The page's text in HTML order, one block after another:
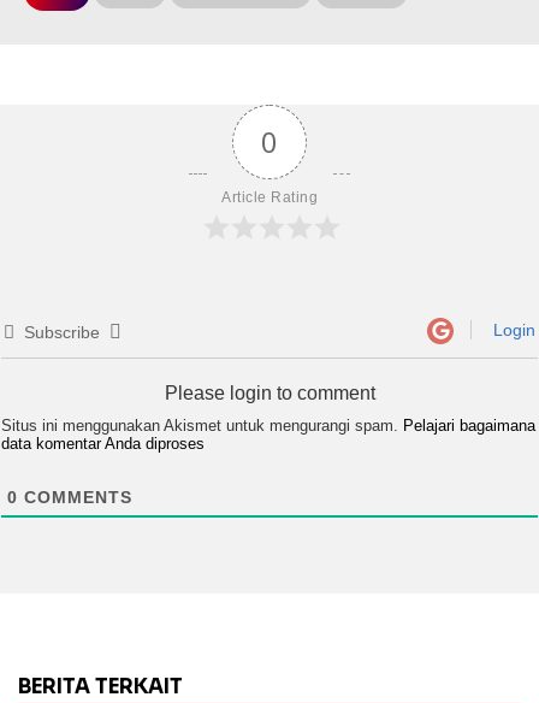
0
Article Rating
Subscribe Login
Please login to comment
Situs ini menggunakan Akismet untuk mengurangi spam.
Pelajari bagaimana
data komentar Anda diproses
0 COMMENTS
BERITA TERKAIT